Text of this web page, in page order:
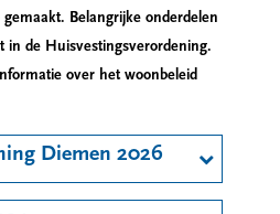
Belangrijke onderdelen
in de Huisvestingsverordening.
over het woonbeleid
Diemen 2026